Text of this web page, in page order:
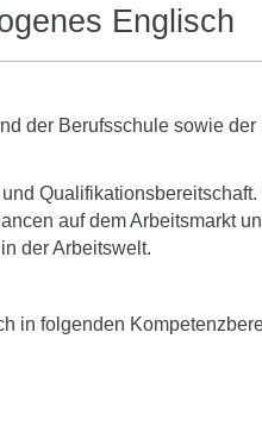
Englisch
der Berufsschule sowie
Qualifikationsbereitschaft.
auf dem Arbeitsmarkt
der Arbeitswelt.
in folgenden